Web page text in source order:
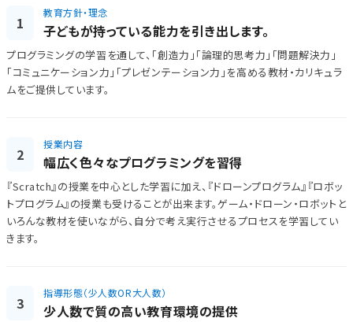
1
教育方針・理念
子どもが持っている能力を引き出します。
プログラミングの学習を通して、「創造力」「論理的思考力」「問題解決力」
「コミュニケーション力」「プレゼンテーション力」を高める教材・カリキュラ
ムをご提供しています。
2
授業内容
幅広く色々なプログラミングを習得
『Scratch』の授業を中心とした学習に加え、『ドローンプログラム』『ロボッ
トプログラム』の授業も受けることが出来ます。ゲーム・ドローン・ロボットと
いろんな教材を使いながら、自分で考え実行させるプロセスを学習してい
きます。
3
指導形態（少人数OR大人数）
少人数で質の高い教育環境の提供